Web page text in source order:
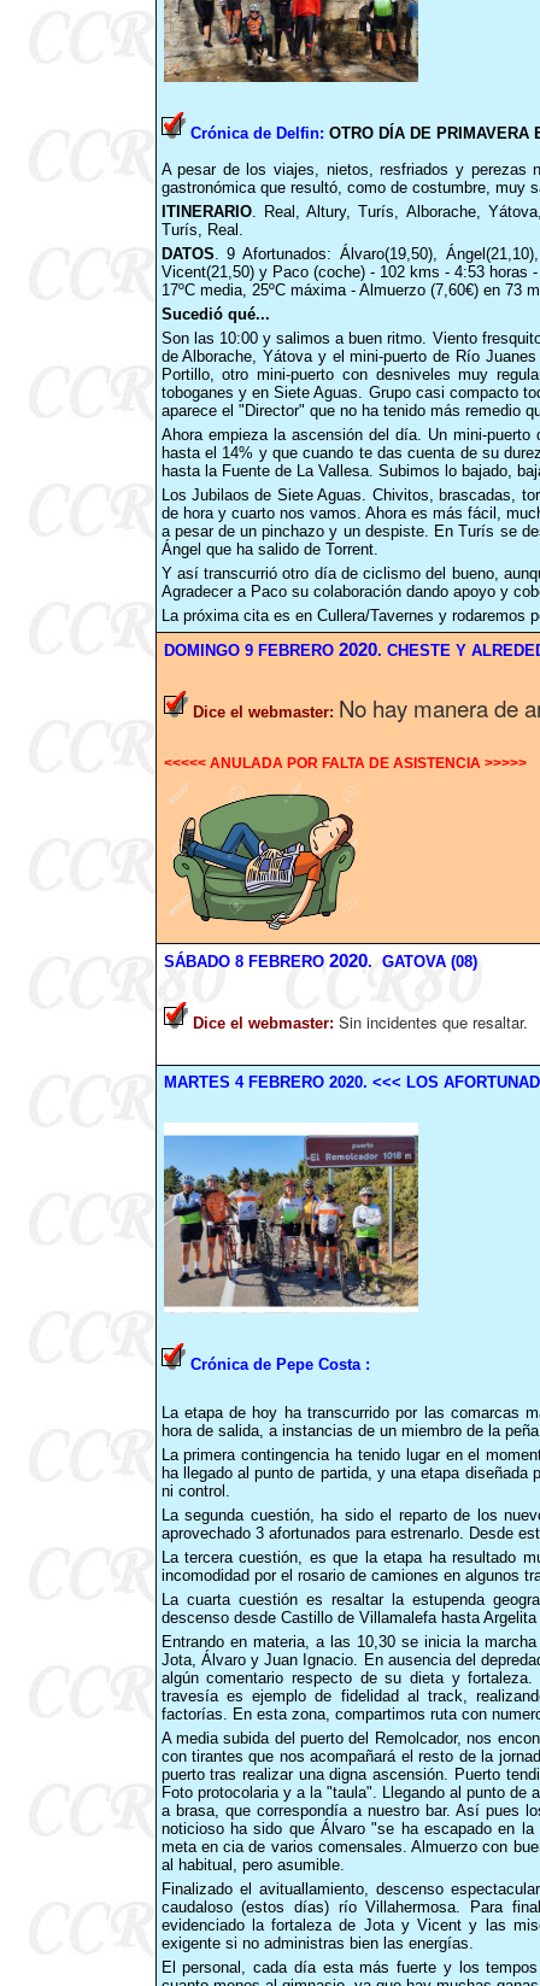
Crónica de Delfin: OTRO DÍA DE PRIMAVERA
A pesar de los viajes, nietos, resfriados y perezas
gastronómica que resultó, como de costumbre, muy
ITINERARIO. Real, Altury, Turís, Alborache,
Turís, Real.
DATOS. 9 Afortunados: Álvaro(19,50),
Vicent(21,50) y Paco (coche) - 102 kms - 4:53 horas
17ºC media, 25ºC máxima - Almuerzo (7,60€) en 73
Sucedió qué...
Son las 10:00 y salimos a buen ritmo. Viento
de Alborache, Yátova y el mini-puerto de Río
Portillo, otro mini-puerto con desniveles muy
toboganes y en Siete Aguas. Grupo casi compacto
aparece el "Director" que no ha tenido más remedio
Ahora empieza la ascensión del día. Un mini-
hasta el 14% y que cuando te das cuenta de su
hasta la Fuente de La Vallesa. Subimos lo bajado,
Los Jubilaos de Siete Aguas. Chivitos, brascadas,
de hora y cuarto nos vamos. Ahora es más fácil,
a pesar de un pinchazo y un despiste. En Turís se
Ángel que ha salido de Torrent.
Y así transcurrió otro día de ciclismo del bueno,
Agradecer a Paco su colaboración dando apoyo y
La próxima cita es en Cullera/Tavernes y rodaremos
DOMINGO 9 FEBRERO 2020. CHESTE Y
Dice el webmaster: No hay manera de
<<<<< ANULADA POR FALTA DE ASISTENCIA >>>>>
SÁBADO8FEBRERO 2020. GATOVA (08)
Dice el webmaster: Sin incidentes que resaltar.
MARTES 4FEBRERO 2020. <<< LOS
Crónica de Pepe Costa :
La etapa de hoy ha transcurrido por las comarcas
hora de salida, a instancias de un miembro de la
La primera contingencia ha tenido lugar en el
ha llegado al punto de partida, y una etapa
ni control.
La segunda cuestión, ha sido el reparto de los
aprovechado 3 afortunados para estrenarlo. Desde
La tercera cuestión, es que la etapa ha resultado
incomodidad por el rosario de camiones en algunos
La cuarta cuestión es resaltar la estupenda
descenso desde Castillo de Villamalefa hasta
Entrando en materia, a las 10,30 se inicia la
Jota, Álvaro y Juan Ignacio. En ausencia del
algún comentario respecto de su dieta y
travesía es ejemplo de fidelidad al track,
factorías. En esta zona, compartimos ruta con
A media subida del puerto del Remolcador, nos
con tirantes que nos acompañará el resto de la
puerto tras realizar una digna ascensión. Puerto
Foto protocolaria y a la "taula". Llegando al punto de
a brasa, que correspondía a nuestro bar. Así pues
noticioso ha sido que Álvaro "se ha escapado en
meta en cia de varios comensales. Almuerzo con
al habitual, pero asumible.
Finalizado el avituallamiento, descenso
caudaloso (estos días) río Villahermosa. Para
evidenciado la fortaleza de Jota y Vicent y las
exigente si no administras bien las energías.
El personal, cada día esta más fuerte y los